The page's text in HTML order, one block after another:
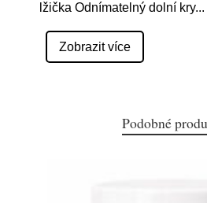
lžička Odnímatelný dolní kry...
Zobrazit více
Podobné